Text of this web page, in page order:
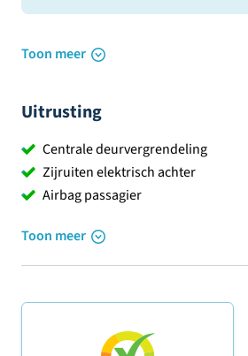
Toon meer
Uitrusting
Centrale deurvergrendeling
Zijruiten elektrisch achter
Airbag passagier
Toon meer